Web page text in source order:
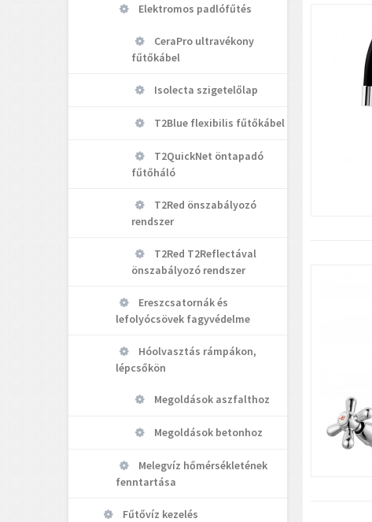
Elektromos padlófűtés
CeraPro ultravékony
fűtőkábel
Isolecta szigetelőlap
T2Blue flexibilis fűtőkábel
T2QuickNet öntapadó
fűtőháló
T2Red önszabályozó
rendszer
T2Red T2Reflectával
önszabályozó rendszer
Ereszcsatornák és
lefolyócsövek fagyvédelme
Hóolvasztás rámpákon,
lépcsőkön
Megoldások aszfalthoz
Megoldások betonhoz
Melegvíz hőmérsékletének
fenntartása
Fűtővíz kezelés